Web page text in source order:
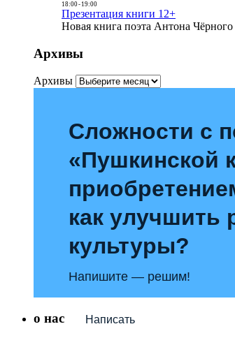
18:00- 19:00
Презентация книги 12+
Новая книга поэта Антона
Архивы
Архивы
Сложности с
«Пушкинской
как улучшить
культуры?
Напишите — решим!
Написать
о нас